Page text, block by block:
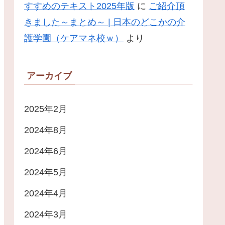
すすめのテキスト2025年版 に ご紹介頂
きました～まとめ～ | 日本のどこかの介
護学園（ケアマネ校ｗ）
より
アーカイブ
2025年2月
2024年8月
2024年6月
2024年5月
2024年4月
2024年3月